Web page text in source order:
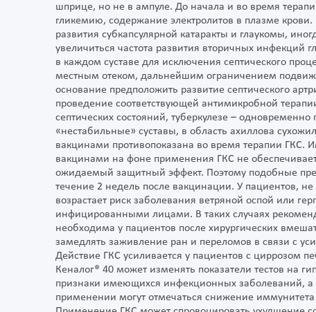
шприце, но не в ампуле. До начала и во время
гликемию, содержание электролитов в плазме
развития субкапсулярной катаракты и глаукомы,
увеличиться частота развития вторичных
в каждом суставе для исключения септического
местным отеком, дальнейшим ограничением
основание предположить развитие септического
проведение соответствующей антимикробной
септических состояний, туберкулезе –
«нестабильные» суставы, в область ахиллова
вакцинами противопоказана во время терапии
вакцинами на фоне применения ГКС не
ожидаемый защитный эффект. Поэтому подобные
течение 2 недель после вакцинации. У пациентов,
возрастает риск заболевания ветряной оспой или
инфицированными лицами. В таких случаях
необходима у пациентов после хирургических
замедлять заживление ран и переломов в связи с
Действие ГКС усиливается у пациентов с циррозом
Кеналог® 40 может изменять показатели тестов на
признаки имеющихся инфекционных заболеваний,
применении могут отмечаться снижение